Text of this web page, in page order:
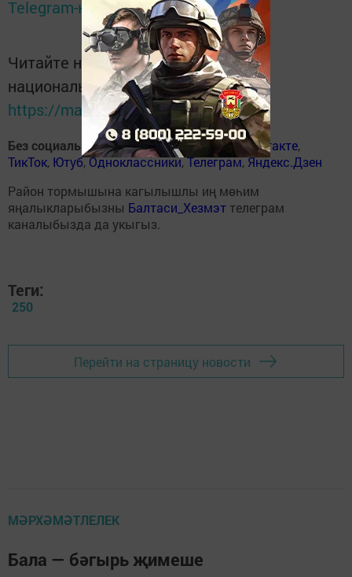
Telegram-каналеТатмедиа
Читайте новости Татарстана в
национальном мессенджере MАХ:
https://max.ru/tatmedia
Без социаль челтәрләрдә:ВКонтакте,ВКонтакте,
ТикТок, Ютуб,Одноклассники,Телеграм,Яндекс.Дзен
Район тормышына кагылышлы иң мөһим
яңалыкларыбызны Балтаси_Хезмэт телеграм
каналыбызда да укыгыз.
Теги:
250
Перейти на страницу новости
МӘРХӘМӘТЛЕЛЕК
Бала — бәгырь җимеше